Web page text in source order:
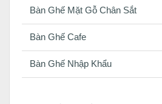
Bàn Ghế Mặt Gỗ Chân Sắt
Bàn Ghế Cafe
Bàn Ghế Nhập Khẩu